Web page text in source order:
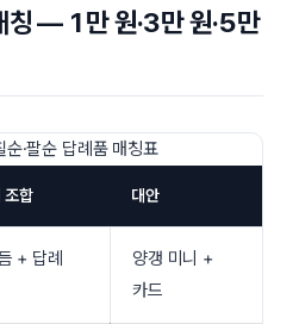
칭 — 1만 원·3만 원·5만
순·팔순 답례품 매칭표
조합 대안
+ 답례
양갱 미니 +
카드